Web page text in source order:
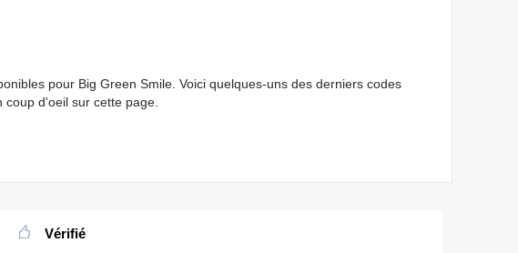
pour Big Green Smile. Voici quelques-uns des derniers codes
coup d'oeil sur cette page.
Vérifié